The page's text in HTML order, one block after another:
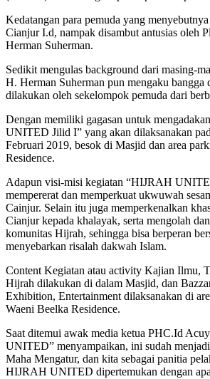
Kedatangan para pemuda yang
Cianjur I.d, nampak disambut antusias oleh
Herman Suherman.
Sedikit mengulas background dari masing-
H. Herman Suherman pun mengaku bangga
dilakukan oleh sekelompok pemuda dari
Dengan memiliki gagasan untuk
UNITED Jilid I” yang akan dilaksanakan
Februari 2019, besok di Masjid dan area
Residence.
Adapun visi-misi kegiatan “HIJRAH
mempererat dan memperkuat ukwuwah
Cainjur. Selain itu juga memperkenalkan
Cianjur kepada khalayak, serta mengolah
komunitas Hijrah, sehingga bisa berperan
menyebarkan risalah dakwah Islam.
Content Kegiatan atau activity Kajian Ilmu,
Hijrah dilakukan di dalam Masjid, dan
Exhibition, Entertainment dilaksanakan di
Waeni Beelka Residence.
Saat ditemui awak media ketua PHC.Id
UNITED” menyampaikan, ini sudah
Maha Mengatur, dan kita sebagai panitia
HIJRAH UNITED dipertemukan dengan